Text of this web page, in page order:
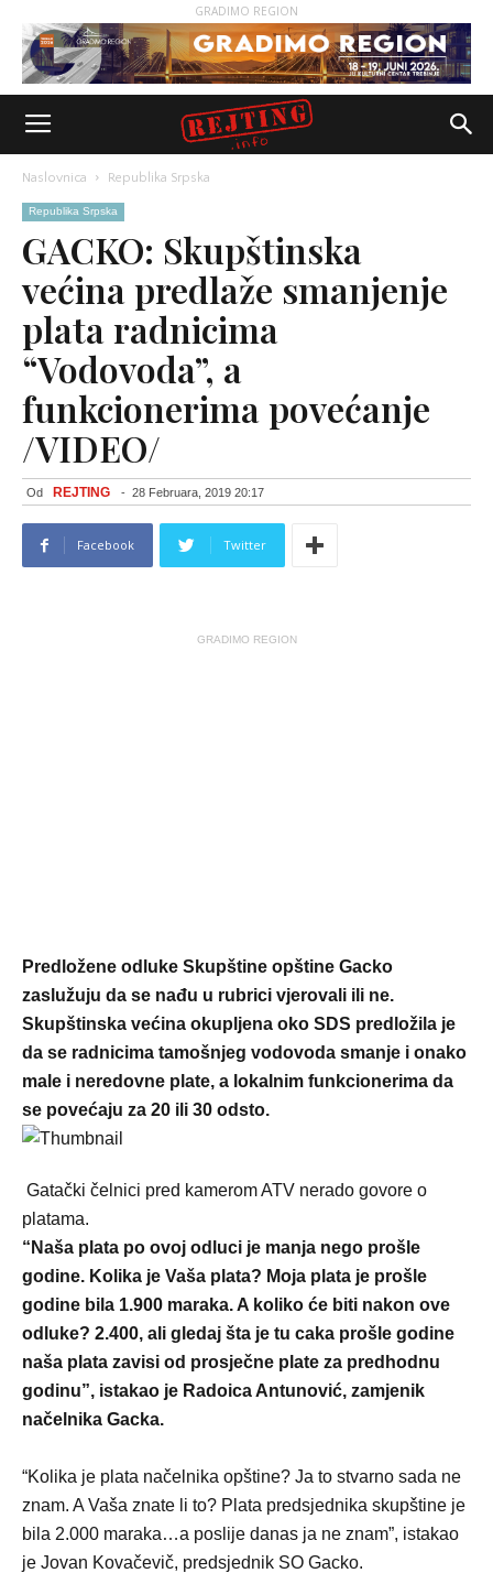
GRADIMO REGION
Naslovnica Republika Srpska
Republika Srpska
GACKO: Skupštinska
većina predlaže smanjenje
plata radnicima
“Vodovoda”, a
funkcionerima povećanje
/VIDEO/
Od REJTING - 28 Februara, 2019 20:17
Facebook Twitter
GRADIMO REGION
Predložene odluke Skupštine opštine Gacko
zaslužuju da se nađu u rubrici vjerovali ili ne.
Skupštinska većina okupljena oko SDS predložila je
da se radnicima tamošnjeg vodovoda smanje i onako
male i neredovne plate, a lokalnim funkcionerima da
se povećaju za 20 ili 30 odsto.
Gatački čelnici pred kamerom ATV nerado govore o
platama.
“Naša plata po ovoj odluci je manja nego prošle
godine. Kolika je Vaša plata? Moja plata je prošle
godine bila 1.900 maraka. A koliko će biti nakon ove
odluke? 2.400, ali gledaj šta je tu caka prošle godine
naša plata zavisi od prosječne plate za predhodnu
godinu”, istakao je Radoica Antunović, zamjenik
načelnika Gacka.
“Kolika je plata načelnika opštine? Ja to stvarno sada ne
znam. A Vaša znate li to? Plata predsjednika skupštine je
bila 2.000 maraka…a poslije danas ja ne znam”, istakao
je Jovan Kovačevič, predsjednik SO Gacko.